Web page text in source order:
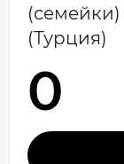
(семейки)
(Турция)
0